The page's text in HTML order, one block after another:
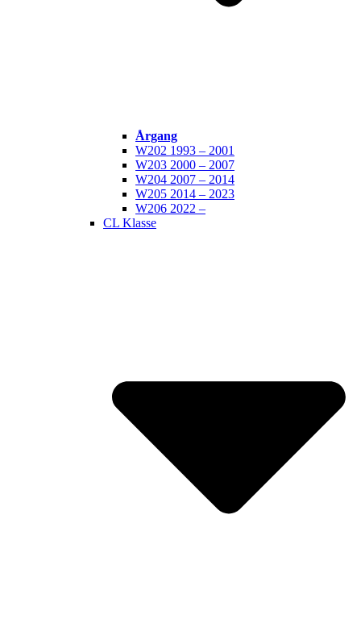
Årgang
W202 1993 – 2001
W203 2000 – 2007
W204 2007 – 2014
W205 2014 – 2023
W206 2022 –
CL Klasse